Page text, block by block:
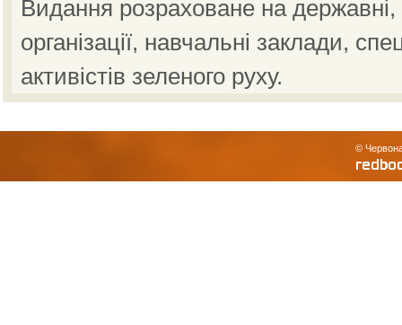
Видання розраховане на державні,
організації, навчальні заклади,
активістів зеленого руху.
©